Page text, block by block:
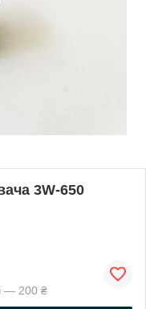
3W-650
— 200 ₴